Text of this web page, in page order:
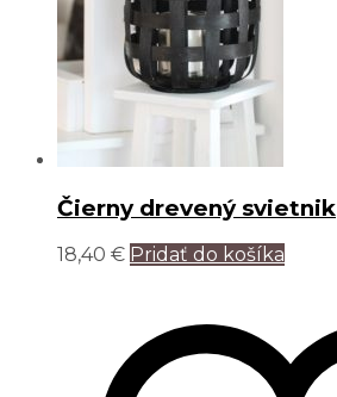
Čierny drevený svietnik
18,40 € Pridať do košíka